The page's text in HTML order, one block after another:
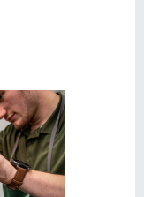
einfach bekannt,